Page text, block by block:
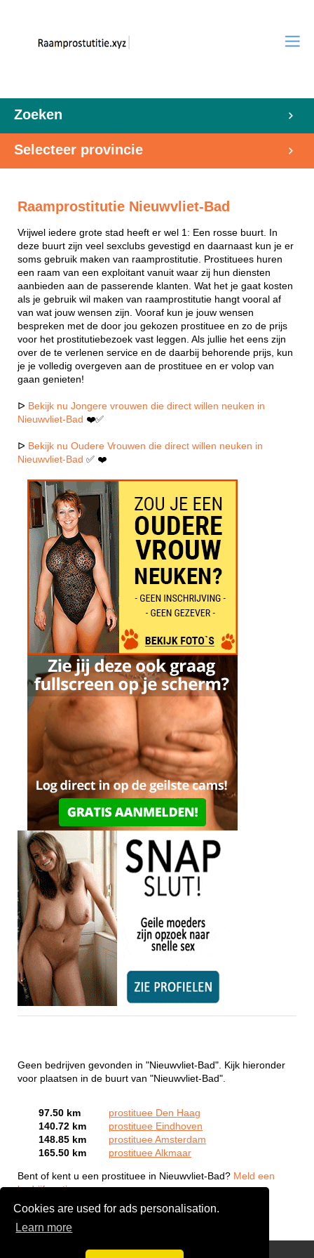
Cookies are used for ads personalisation.
Learn more
Zoeken
Selecteer provincie
Raamprostitutie Nieuwvliet-Bad
Vrijwel iedere grote stad heeft er wel 1: Een rosse buurt. In
deze buurt zijn veel sexclubs gevestigd en daarnaast kun je er
soms gebruik maken van raamprostitutie. Prostituees huren
een raam van een exploitant vanuit waar zij hun diensten
aanbieden aan de passerende klanten. Wat het je gaat kosten
als je gebruik wil maken van raamprostitutie hangt vooral af
van wat jouw wensen zijn. Vooraf kun je jouw wensen
bespreken met de door jou gekozen prostituee en zo de prijs
voor het prostitutiebezoek vast leggen. Als jullie het eens zijn
over de te verlenen service en de daarbij behorende prijs, kun
je je volledig overgeven aan de prostituee en er volop van
gaan genieten!
ᐅ Bekijk nu Jongere vrouwen die direct willen neuken in
Nieuwvliet-Bad ❤️✅
ᐅ Bekijk nu Oudere Vrouwen die direct willen neuken in
Nieuwvliet-Bad ✅ ❤️
Geen bedrijven gevonden in "Nieuwvliet-Bad". Kijk hieronder
voor plaatsen in de buurt van "Nieuwvliet-Bad".
97.50 km
prostituee Den Haag
140.72 km
prostituee Eindhoven
148.85 km
prostituee Amsterdam
165.50 km
prostituee Alkmaar
Bent of kent u een prostituee in Nieuwvliet-Bad? Meld een
bedrijf gratis aan